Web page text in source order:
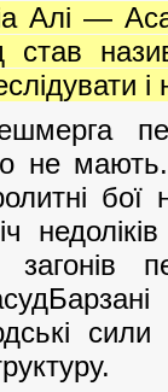
Алі —
став
не
бої
недоліків